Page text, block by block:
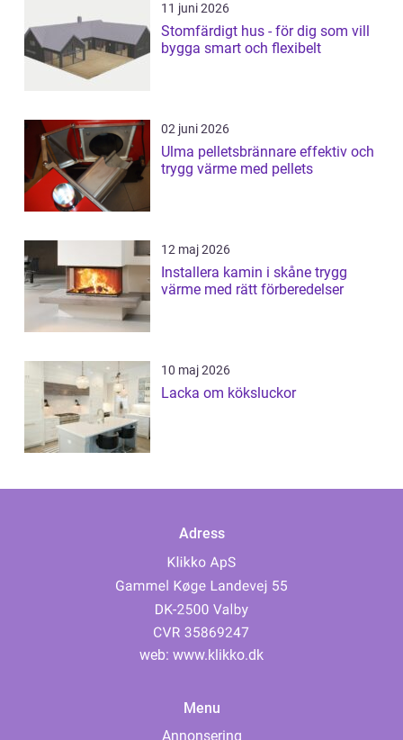
11 juni 2026
Stomfärdigt hus - för dig som vill
bygga smart och flexibelt
02 juni 2026
Ulma pelletsbrännare effektiv och
trygg värme med pellets
12 maj 2026
Installera kamin i skåne trygg
värme med rätt förberedelser
10 maj 2026
Lacka om köksluckor
Adress
web: www.klikko.dk
Menu
Annonsering